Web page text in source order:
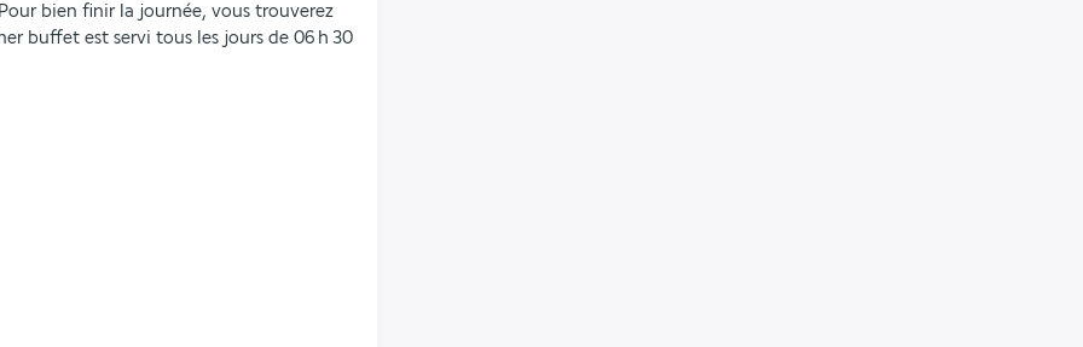
bien finir la journée, vous trouverez
buffet est servi tous les jours de 06 h 30